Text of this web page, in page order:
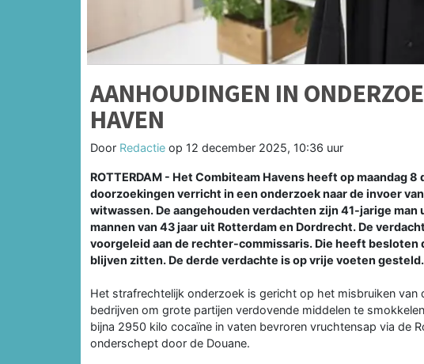
AANHOUDINGEN IN
HAVEN
Door Redactie op 12 december 2025, 10:36 uur
ROTTERDAM - Het Combiteam Havens heeft op maandag
doorzoekingen verricht in een onderzoek naar de invoer
witwassen. De aangehouden verdachten zijn 41-jarige
mannen van 43 jaar uit Rotterdam en Dordrecht. De
voorgeleid aan de rechter-commissaris. Die heeft besloten
blijven zitten. De derde verdachte is op vrije voeten
Het strafrechtelijk onderzoek is gericht op het misbruiken
bedrijven om grote partijen verdovende middelen te
bijna 2950 kilo cocaïne in vaten bevroren vruchtensap via de
onderschept door de Douane.